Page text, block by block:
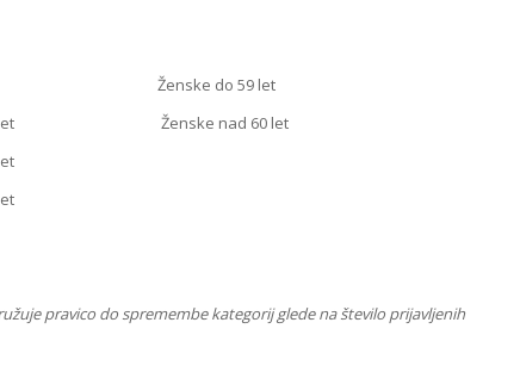
let Ženske do 59 let
49 let Ženske nad 60 let
pravico do spremembe kategorij glede na število prijavljenih